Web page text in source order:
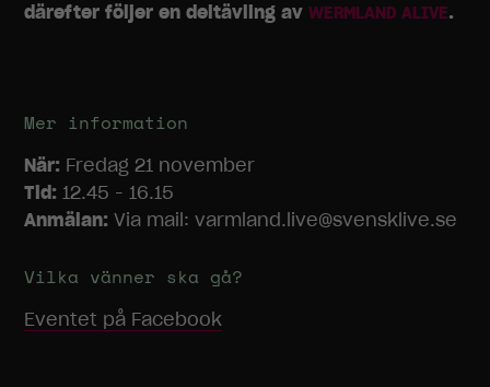
därefter följer en deltävling avWERMLAND ALIVE.
Mer information
När: Fredag 21 november
Tid: 12.45 - 16.15
Anmälan: Via mail: varmland.live@svensklive.se
Vilka vänner ska gå?
Eventet på Facebook